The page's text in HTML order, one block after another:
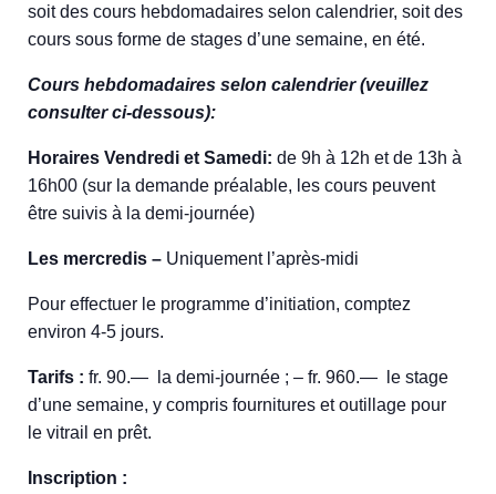
soit des cours hebdomadaires selon calendrier, soit des
cours sous forme de stages d’une semaine, en été.
Cours hebdomadaires selon calendrier (veuillez
consulter ci-dessous):
Horaires Vendredi et Samedi: de 9h à 12h et de 13h à
16h00 (sur la demande préalable, les cours peuvent
être suivis à la demi-journée)
Les mercredis – Uniquement l’après-midi
Pour effectuer le programme d’initiation, comptez
environ 4-5 jours.
Tarifs : fr. 90.— la demi-journée ; – fr. 960.— le stage
d’une semaine, y compris fournitures et outillage pour
le vitrail en prêt.
Inscription :